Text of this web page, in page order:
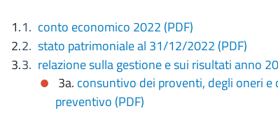
conto economico 2022 (PDF)
stato patrimoniale al 31/12/2022 (PDF)
relazione sulla gestione e sui risultati anno
3a. consuntivo dei proventi, degli oneri
preventivo (PDF)